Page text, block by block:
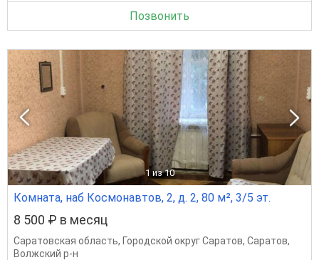
Позвонить
1 из 10
Комната, наб Космонавтов, 2, д. 2, 80 м², 3/5 эт.
8 500 ₽ в месяц
Саратовская область, Городской округ Саратов, Саратов,
Волжский р-н